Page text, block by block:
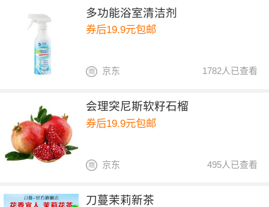
多功能浴室清洁剂
券后19.9元包邮
1782人已查看
京东
会理突尼斯软籽石榴
券后19.9元包邮
495人已查看
京东
刀蔓茉莉新茶